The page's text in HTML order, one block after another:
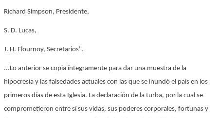
Richard Simpson, Presidente,
S. D. Lucas,
J. H. Flournoy, Secretarios".
...Lo anterior se copia íntegramente para dar una muestra de la
hipocresía y las falsedades actuales con las que se inundó el país en los
primeros días de esta Iglesia. La declaración de la turba, por la cual se
comprometieron entre sí sus vidas, sus poderes corporales, fortunas y